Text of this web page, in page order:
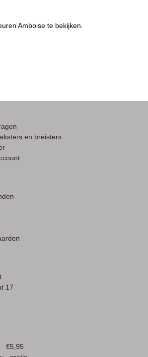
Amboise te bekijken.
en breisters
17
€5,95